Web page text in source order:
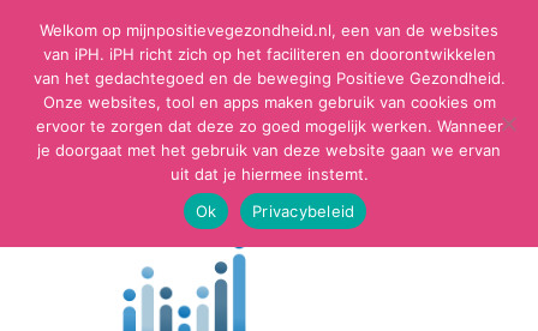
Welkom op mijnpositievegezondheid.nl, een van de websites
van iPH. iPH richt zich op het faciliteren en doorontwikkelen
van het gedachtegoed en de beweging Positieve Gezondheid.
Onze websites, tool en apps maken gebruik van cookies om
ervoor te zorgen dat deze zo goed mogelijk werken. Wanneer
je doorgaat met het gebruik van deze website gaan we ervan
uit dat je hiermee instemt.
Ok
Privacybeleid